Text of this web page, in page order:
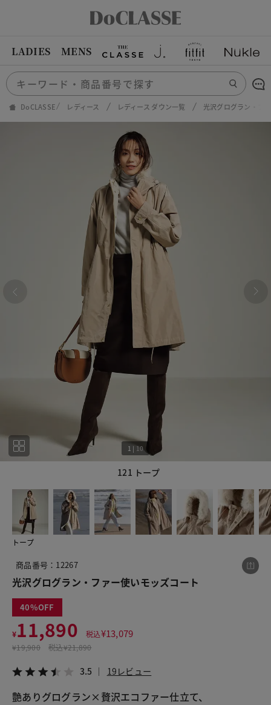
LADIES MENS
DoCLASSE レディース レディース ダウン一覧 光沢グログラン・フ
121 トープ
1 | 10
トープ
商品番号：12267
光沢グログラン・ファー使いモッズコート
40
¥11,890 税込¥13,079
¥19,900 税込¥21,890
3.5 19レビュー
艶ありグログラン×贅沢エコファー仕立て、
この商品をシェアする
光沢グログラン・ファー使いモッズコート
¥11,890 税込¥13,079